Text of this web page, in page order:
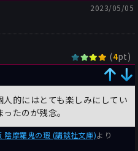
2023/05/05
(4pt)
的にはとても楽しみにしてい
たのが残念。
陰摩羅鬼の瑕 (講談社文庫)より